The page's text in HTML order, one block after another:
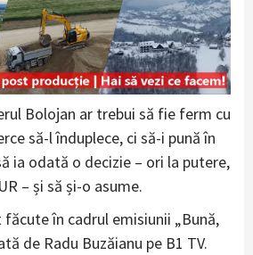
Bolojan ar trebui să fie ferm cu
să-l înduplece, ci să-i pună în
ia odată o decizie – ori la putere,
– și să și-o asume.
în cadrul emisiunii „Bună,
de Radu Buzăianu pe B1 TV.